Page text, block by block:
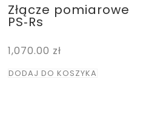
Złącze pomiarowe
PS‑Rs
1,070.00 zł
DODAJ DO KOSZYKA